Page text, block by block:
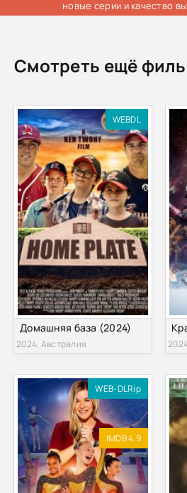
новые серии и качество
Смотреть ещё
WEBDL
Домашняя база (2024)
2024, Австралия 2024
WEB-DLRip
IMDB 4.9